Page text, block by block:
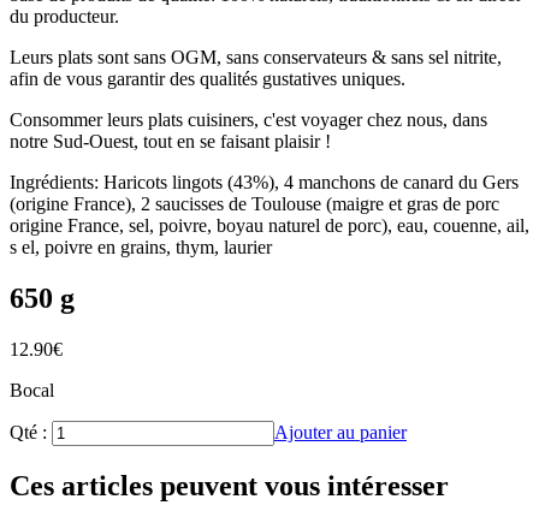
du producteur.
Leurs plats sont sans OGM, sans conservateurs & sans sel nitrite,
afin de vous garantir des qualités gustatives uniques.
Consommer leurs plats cuisiners, c'est voyager chez nous, dans
notre Sud-Ouest, tout en se faisant plaisir !
Ingrédients: Haricots lingots (43%), 4 manchons de canard du Gers
(origine France), 2 saucisses de Toulouse (maigre et gras de porc
origine France, sel, poivre, boyau naturel de porc), eau, couenne, ail,
s el, poivre en grains, thym, laurier
650 g
12.90€
Bocal
Qté : Ajouter au panier
Ces articles peuvent vous intéresser